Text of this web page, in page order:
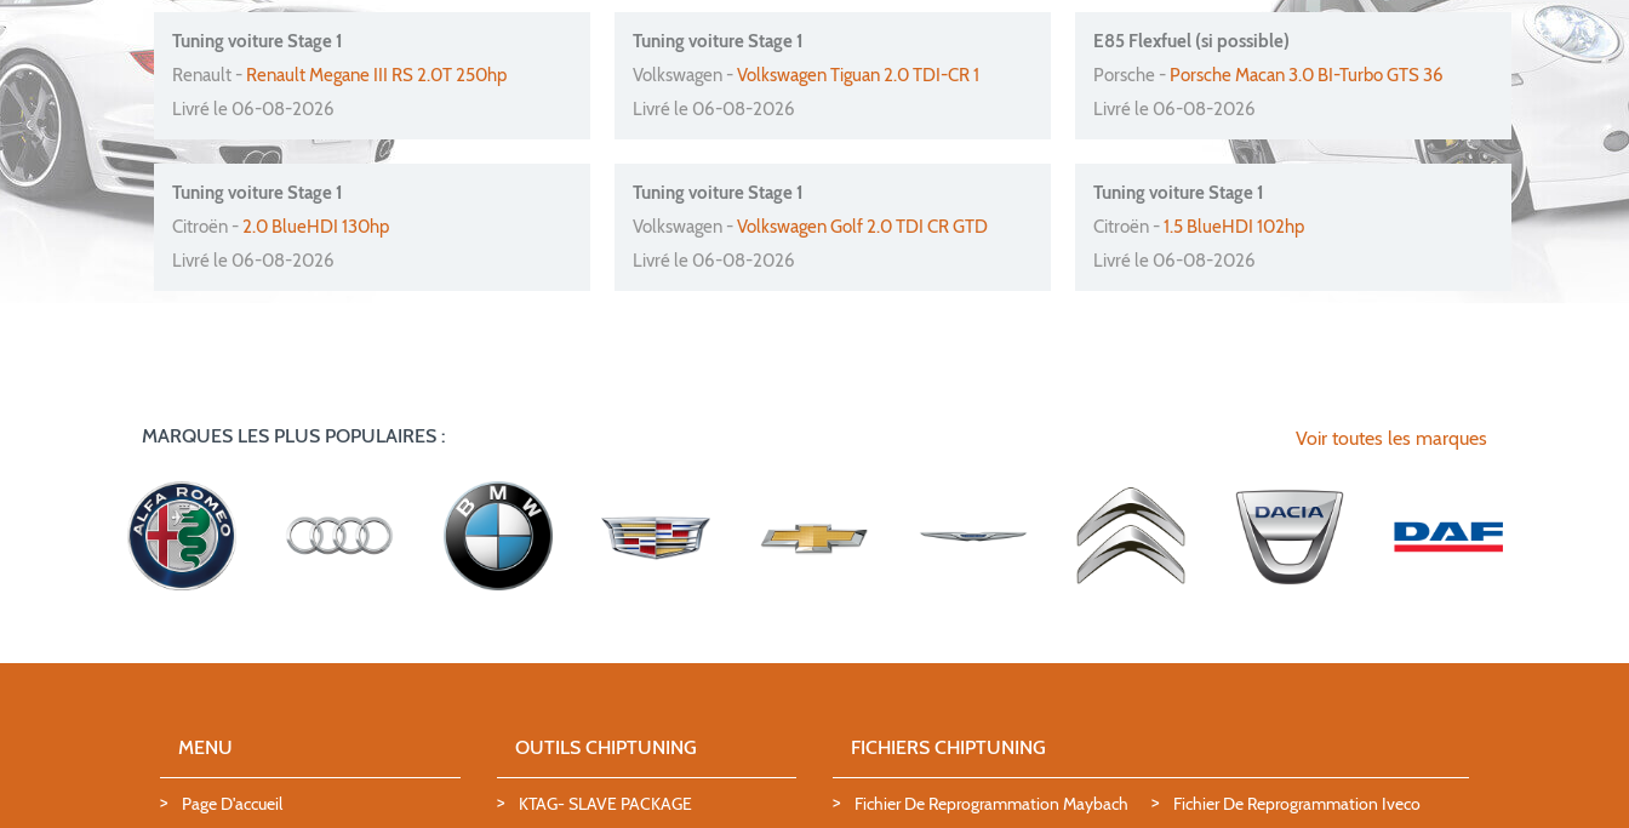
Tuning voiture Stage 1
Renault - Renault Megane III RS 2.0T 250hp
Livré le 06-08-2026
Tuning voiture Stage 1
Volkswagen -Volkswagen Tiguan 2.0 TDI-CR 1
Livré le 06-08-2026
E85 Flexfuel (si possible)
Porsche - Porsche Macan 3.0 BI-Turbo GTS 36
Livré le 06-08-2026
Tuning voiture Stage 1
Citroën - 2.0 BlueHDI 130hp
Livré le 06-08-2026
Tuning voiture Stage 1
Volkswagen -Volkswagen Golf 2.0 TDI CR GTD
Livré le 06-08-2026
Tuning voiture Stage 1
Citroën -1.5 BlueHDI 102hp
Livré le 06-08-2026
MARQUES LES PLUS POPULAIRES : Voir toutes les marques
MENU
Page D'accueil
OUTILS CHIPTUNING
KTAG- SLAVE PACKAGE
FICHIERS CHIPTUNING
Fichier De Reprogrammation Maybach
Fichier De Reprogrammation Iveco